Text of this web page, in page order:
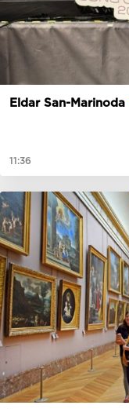
Eldar San-Marinoda
11:36